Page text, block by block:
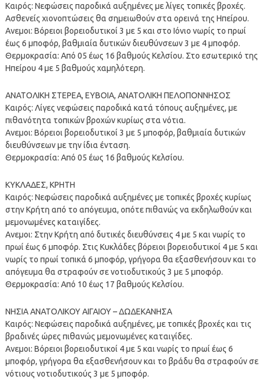
Καιρός: Νεφώσεις παροδικά αυξημένες με λίγες τοπικές βροχές.
Ασθενείς χιονοπτώσεις θα σημειωθούν στα ορεινά της Ηπείρου.
Ανεμοι: Βόρειοι βορειοδυτικοί 3 με 5 και στο Ιόνιο νωρίς το πρωί
έως 6 μποφόρ, βαθμιαία δυτικών διευθύνσεων 3 με 4 μποφόρ.
Θερμοκρασία: Από 05 έως 16 βαθμούς Κελσίου. Στο εσωτερικό της
Ηπείρου 4 με 5 βαθμούς χαμηλότερη.
ΑΝΑΤΟΛΙΚΗ ΣΤΕΡΕΑ, ΕΥΒΟΙΑ, ΑΝΑΤΟΛΙΚΗ ΠΕΛΟΠΟΝΝΗΣΟΣ
Καιρός: Λίγες νεφώσεις παροδικά κατά τόπους αυξημένες, με
πιθανότητα τοπικών βροχών κυρίως στα νότια.
Ανεμοι: Βόρειοι βορειοδυτικοί 3 με 5 μποφόρ, βαθμιαία δυτικών
διευθύνσεων με την ίδια ένταση.
Θερμοκρασία: Από 05 έως 16 βαθμούς Κελσίου.
ΚΥΚΛΑΔΕΣ, ΚΡΗΤΗ
Καιρός: Νεφώσεις παροδικά αυξημένες με τοπικές βροχές κυρίως
στην Κρήτη από το απόγευμα, οπότε πιθανώς να εκδηλωθούν και
μεμονωμένες καταιγίδες.
Ανεμοι: Στην Κρήτη από δυτικές διευθύνσεις 4 με 5 και νωρίς το
πρωί έως 6 μποφόρ. Στις Κυκλάδες βόρειοι βορειοδυτικοί 4 με 5 και
νωρίς το πρωί τοπικά 6 μποφόρ, γρήγορα θα εξασθενήσουν και το
απόγευμα θα στραφούν σε νοτιοδυτικούς 3 με 5 μποφόρ.
Θερμοκρασία: Από 10 έως 17 βαθμούς Κελσίου.
ΝΗΣΙΑ ΑΝΑΤΟΛΙΚΟΥ ΑΙΓΑΙΟΥ – ΔΩΔΕΚΑΝΗΣΑ
Καιρός: Νεφώσεις παροδικά αυξημένες, με τοπικές βροχές και τις
βραδινές ώρες πιθανώς μεμονωμένες καταιγίδες.
Ανεμοι: Βόρειοι βορειοδυτικοί 4 με 5 και νωρίς το πρωί έως 6
μποφόρ, γρήγορα θα εξασθενήσουν και το βράδυ θα στραφούν σε
νότιους νοτιοδυτικούς 3 με 5 μποφόρ.